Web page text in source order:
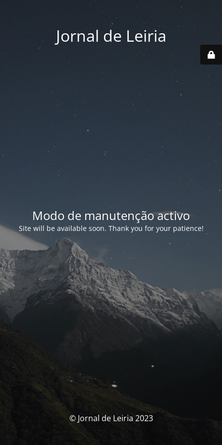
Jornal de Leiria
Modo de manutenção activo
Site will be available soon. Thank you for your patience!
© Jornal de Leiria 2023